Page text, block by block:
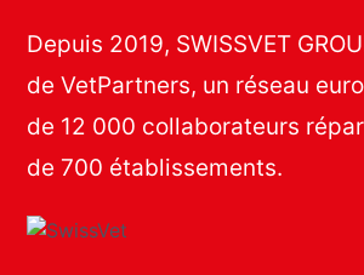
Depuis 2019, SWISSVET
de VetPartners, un réseau
de 12 000 collaborateurs
de 700 établissements.